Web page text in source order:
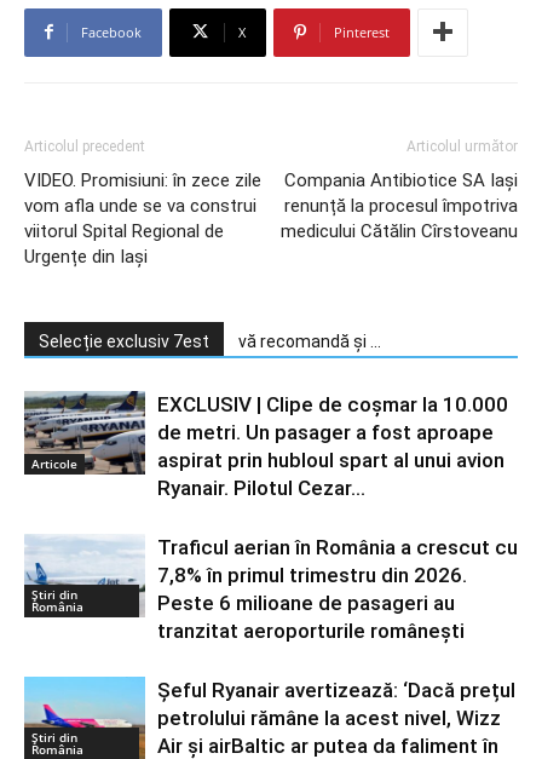
Facebook X Pinterest
Articolul precedent
VIDEO. Promisiuni: în zece zile
vom afla unde se va construi
viitorul Spital Regional de
Urgențe din Iași
Articolul următor
Compania Antibiotice SA Iași
renunță la procesul împotriva
medicului Cătălin Cîrstoveanu
Selecție exclusiv 7est vă recomandă și ...
Articole
EXCLUSIV | Clipe de coșmar la 10.000
de metri. Un pasager a fost aproape
aspirat prin hubloul spart al unui avion
Ryanair. Pilotul Cezar...
Știri din
România
Traficul aerian în România a crescut cu
7,8% în primul trimestru din 2026.
Peste 6 milioane de pasageri au
tranzitat aeroporturile românești
Știri din
România
Șeful Ryanair avertizează: ‘Dacă prețul
petrolului rămâne la acest nivel, Wizz
Air și airBaltic ar putea da faliment în